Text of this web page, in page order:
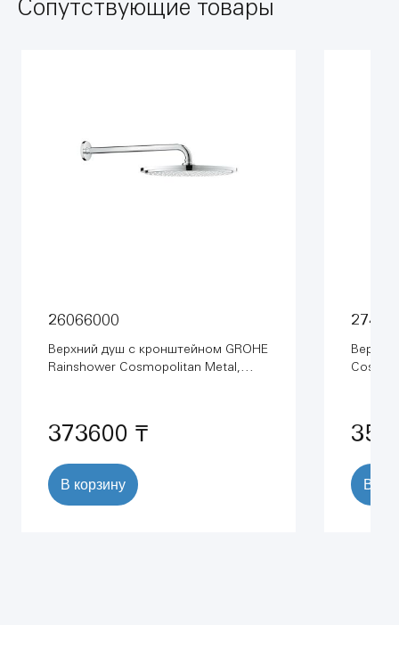
Сопутствующие товары
26066000
Верхний душ с кронштейном GROHE
Rainshower Cosmopolitan Metal,
373600 ₸
В корзину В